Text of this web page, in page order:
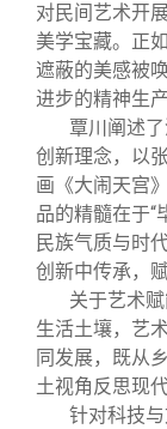
对民间艺术开
美学宝藏。正
遮蔽的美感被
进步的精神生
覃川阐述
创新理念，以
画《大闹天宫
品的精髓在于“
民族气质与时
创新中传承，
关于艺术
生活土壤，艺
同发展，既从
土视角反思现
针对科技